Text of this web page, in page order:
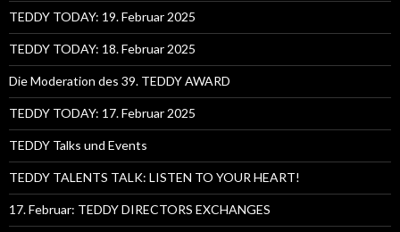
TEDDY TODAY: 19. Februar 2025
TEDDY TODAY: 18. Februar 2025
Die Moderation des 39. TEDDY AWARD
TEDDY TODAY: 17. Februar 2025
TEDDY Talks und Events
TEDDY TALENTS TALK: LISTEN TO YOUR HEART!
17. Februar: TEDDY DIRECTORS EXCHANGES